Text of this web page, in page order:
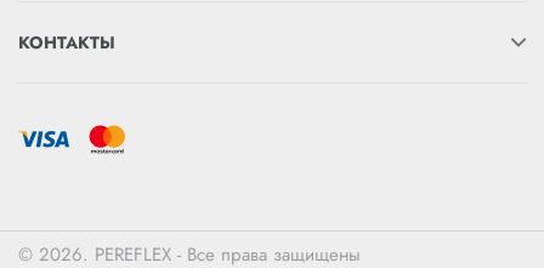
КОНТАКТЫ
© 2026. PEREFLEX - Все права защищены